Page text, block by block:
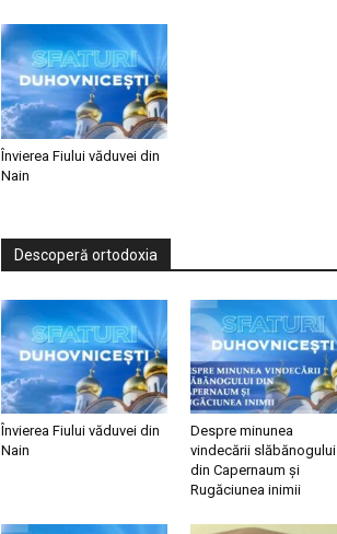
Învierea Fiului văduvei din
Nain
Descoperă ortodoxia
Învierea Fiului văduvei din
Nain
Despre minunea
vindecării slăbănogului
din Capernaum și
Rugăciunea inimii